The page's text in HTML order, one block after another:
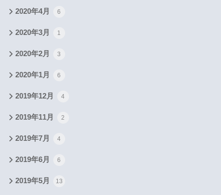
2020年4月 6
2020年3月 1
2020年2月 3
2020年1月 6
2019年12月 4
2019年11月 2
2019年7月 4
2019年6月 6
2019年5月 13